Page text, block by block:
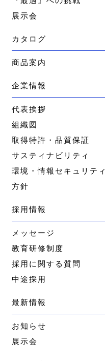
展示会
カタログ
商品案内
企業情報
代表挨拶
組織図
取得特許・品質保証
サスティナビリティ
環境・情報セキュリティ
方針
採用情報
メッセージ
教育研修制度
採用に関する質問
中途採用
最新情報
お知らせ
展示会